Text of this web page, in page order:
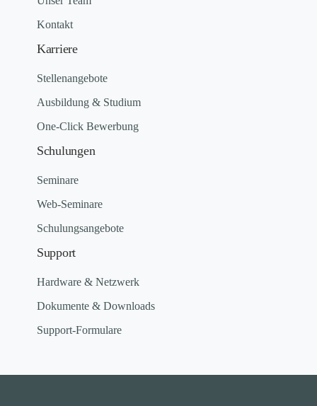
Kontakt
Karriere
Stellenangebote
Ausbildung & Studium
One-Click Bewerbung
Schulungen
Seminare
Web-Seminare
Schulungsangebote
Support
Hardware & Netzwerk
Dokumente & Downloads
Support-Formulare